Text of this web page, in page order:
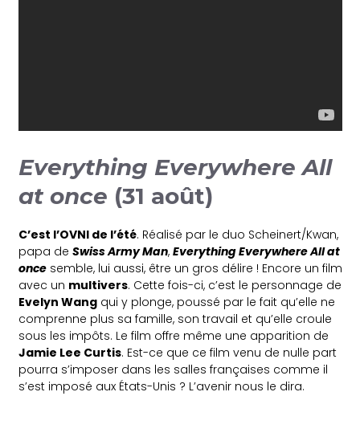
Everything Everywhere All
at once (31 août)
C’est l’OVNI de l’été. Réalisé par le duo Scheinert/Kwan,
papa deSwiss Army Man,Everything Everywhere All at
once semble, lui aussi, être un gros délire ! Encore un film
avec un multivers. Cette fois-ci, c’est le personnage de
Evelyn Wang qui y plonge, poussé par le fait qu’elle ne
comprenne plus sa famille, son travail et qu’elle croule
sous les impôts. Le film offre même une apparition de
Jamie Lee Curtis. Est-ce que ce film venu de nulle part
pourra s’imposer dans les salles françaises comme il
s’est imposé aux États-Unis ? L’avenir nous le dira.